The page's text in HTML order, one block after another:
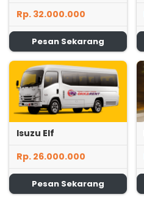
Rp. 32.000.000
Pesan Sekarang
Isuzu Elf
Rp. 26.000.000
Pesan Sekarang